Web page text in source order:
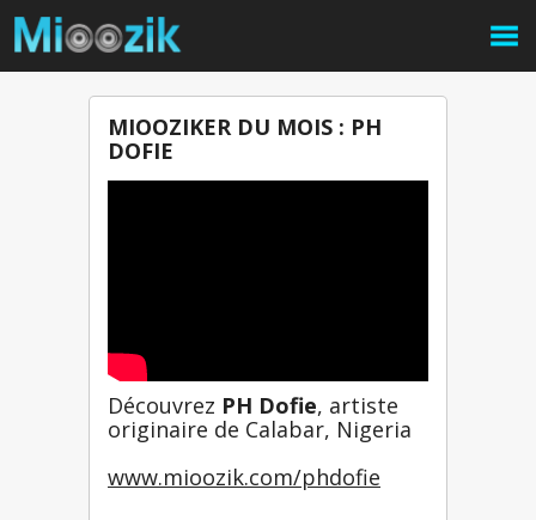
MIOOZIKER DU MOIS : PH
DOFIE
Découvrez PH Dofie, artiste
originaire de Calabar, Nigeria
www.mioozik.com/phdofie